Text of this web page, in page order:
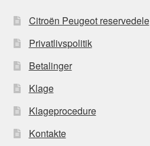
Citroën Peugeot reservedele
Privatlivspolitik
Betalinger
Klage
Klageprocedure
Kontakte